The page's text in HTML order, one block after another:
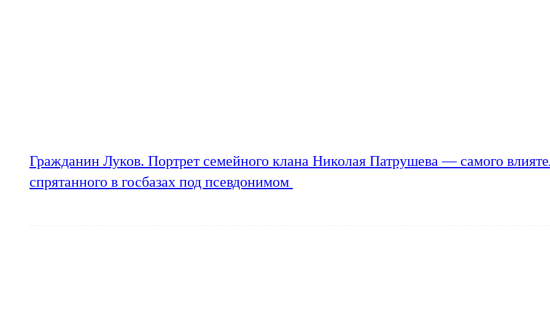
Гражданин Луков. Портрет семейного клана Николая Патрушева — самого
спрятанного в госбазах под псевдонимом